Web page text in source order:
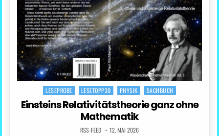
Posted
in
LESEPROBE LESETOPP30 PHYSIK SACHBUCH
Einsteins Relativitätstheorie ganz ohne
Mathematik
RSS-FEED 12. MAI 2026